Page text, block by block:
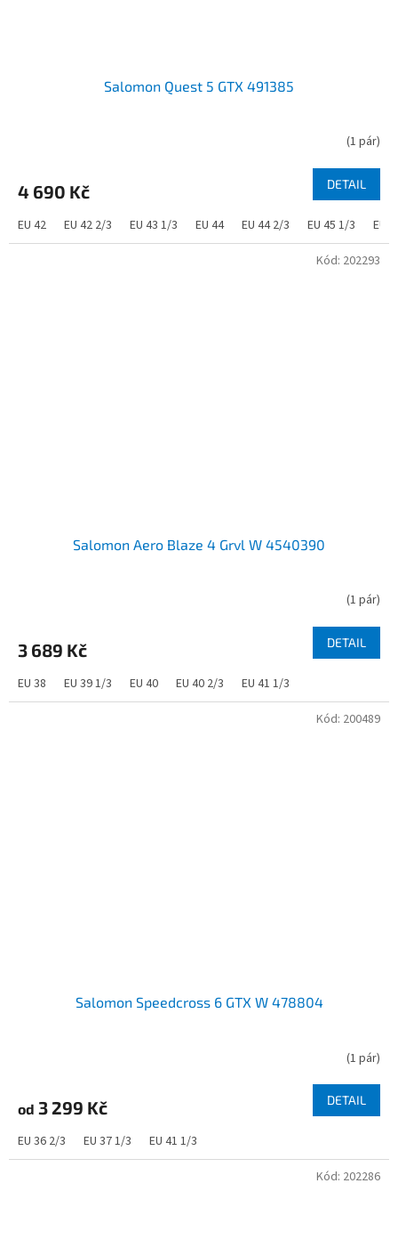
Salomon Quest 5 GTX 491385
(1 pár)
4 690 Kč DETAIL
EU 42 EU 42 2/3 EU 43 1/3 EU 44 EU 44 2/3 EU 45 1/3 EU
Salomon Aero Blaze 4 Grvl W 4540390
(1 pár)
3 689 Kč DETAIL
EU 38 EU 39 1/3 EU 40 EU 40 2/3 EU 41 1/3
Kód: 202293
Salomon Speedcross 6 GTX W 478804
(1 pár)
od 3 299 Kč DETAIL
EU 36 2/3 EU 37 1/3 EU 41 1/3
Kód: 200489
Kód: 202286